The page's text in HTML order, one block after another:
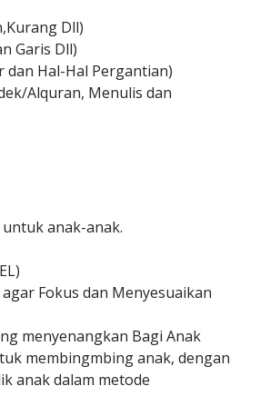
Dll)
Garis Dll)
dan Hal-Hal Pergantian)
Alquran, Menulis dan
anak-anak.
Fokus dan Menyesuaikan
menyenangkan Bagi Anak
membingmbing anak, dengan
anak dalam metode